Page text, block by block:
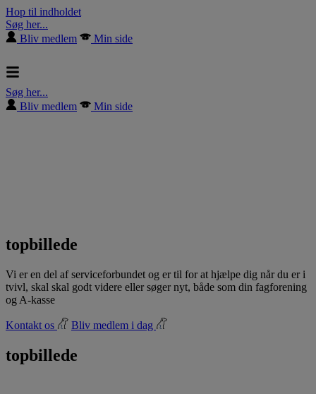
Hop til indholdet
Søg her...
Bliv medlem
Min side
Søg her...
Bliv medlem
Min side
topbillede
Vi er en del af serviceforbundet og er til for at hjælpe dig når du er i
tvivl, skal skal godt videre eller søger nyt, både som din fagforening
og A-kasse
Kontakt os Bliv medlem i dag
topbillede